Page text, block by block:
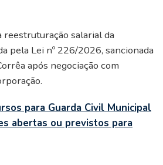
reestruturação salarial da
pela Lei nº 226/2026, sancionada
após negociação com
para Guarda Civil Municipal
abertas ou previstos para